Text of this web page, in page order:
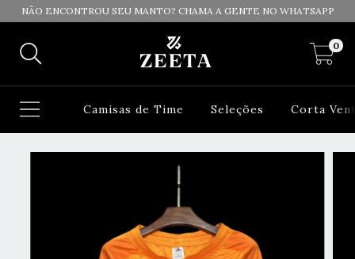
NÃO ENCONTROU SEU MANTO? CHAMA A GENTE NO WHATSAPP
0
Camisas de Time Seleções Corta